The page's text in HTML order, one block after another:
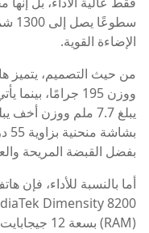
الإضاءة القوية.
من حيث التصميم، يتميز
بفضل القبضة المريحة
أما بالنسبة للأداء، فإن